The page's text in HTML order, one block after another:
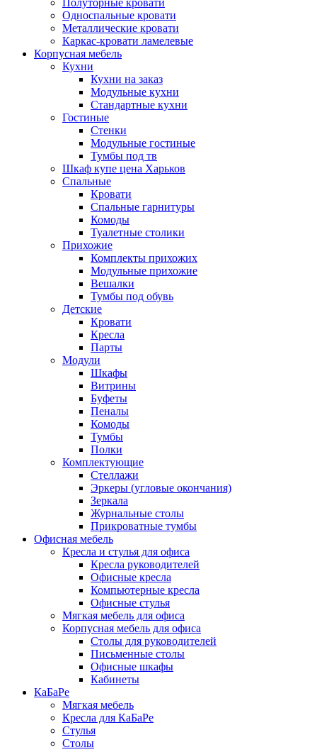
Односпальные кровати
Металлические кровати
Каркас-кровати ламелевые
Корпусная мебель
Кухни
Кухни на заказ
Модульные кухни
Стандартные кухни
Гостиные
Стенки
Модульные гостиные
Тумбы под тв
Шкаф купе цена Харьков
Спальные
Кровати
Спальные гарнитуры
Комоды
Туалетные столики
Прихожие
Комплекты прихожих
Модульные прихожие
Вешалки
Тумбы под обувь
Детские
Кровати
Кресла
Парты
Модули
Шкафы
Витрины
Буфеты
Пеналы
Комоды
Тумбы
Полки
Комплектующие
Стеллажи
Эркеры (угловые окончания)
Зеркала
Журнальные столы
Прикроватные тумбы
Офисная мебель
Кресла и стулья для офиса
Кресла руководителей
Офисные кресла
Компьютерные кресла
Офисные стулья
Мягкая мебель для офиса
Корпусная мебель для офиса
Столы для руководителей
Письменные столы
Офисные шкафы
Кабинеты
КаБаРе
Мягкая мебель
Кресла для КаБаРе
Стулья
Столы